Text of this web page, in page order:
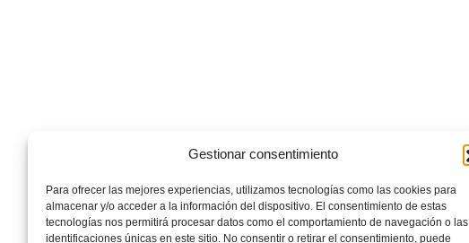
Gestionar consentimiento
Para ofrecer las mejores experiencias, utilizamos tecnologías como las cookies para
almacenar y/o acceder a la información del dispositivo. El consentimiento de estas
tecnologías nos permitirá procesar datos como el comportamiento de navegación o las
identificaciones únicas en este sitio. No consentir o retirar el consentimiento, puede